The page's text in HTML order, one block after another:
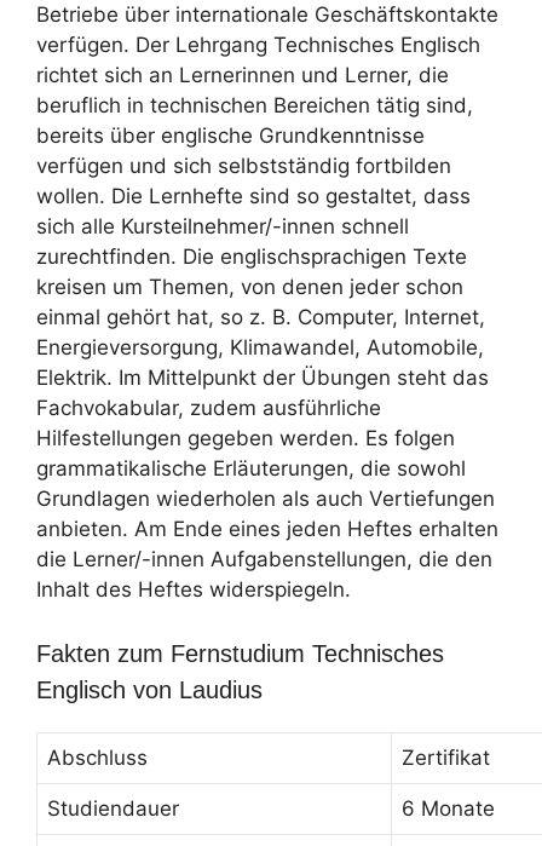
Betriebe über internationale Geschäftskontakte
verfügen. Der Lehrgang Technisches Englisch
richtet sich an Lernerinnen und Lerner, die
beruflich in technischen Bereichen tätig sind,
bereits über englische Grundkenntnisse
verfügen und sich selbstständig fortbilden
wollen. Die Lernhefte sind so gestaltet, dass
sich alle Kursteilnehmer/-innen schnell
zurechtfinden. Die englischsprachigen Texte
kreisen um Themen, von denen jeder schon
einmal gehört hat, so z. B. Computer, Internet,
Energieversorgung, Klimawandel, Automobile,
Elektrik. Im Mittelpunkt der Übungen steht das
Fachvokabular, zudem ausführliche
Hilfestellungen gegeben werden. Es folgen
grammatikalische Erläuterungen, die sowohl
Grundlagen wiederholen als auch Vertiefungen
anbieten. Am Ende eines jeden Heftes erhalten
die Lerner/-innen Aufgabenstellungen, die den
Inhalt des Heftes widerspiegeln.
Fakten zum Fernstudium Technisches
Englisch von Laudius
Abschluss Zertifikat
Studiendauer 6 Monate